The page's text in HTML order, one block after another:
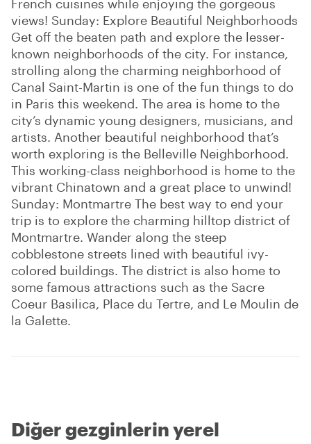
French cuisines while enjoying the gorgeous
views! Sunday: Explore Beautiful Neighborhoods
Get off the beaten path and explore the lesser-
known neighborhoods of the city. For instance,
strolling along the charming neighborhood of
Canal Saint-Martin is one of the fun things to do
in Paris this weekend. The area is home to the
city’s dynamic young designers, musicians, and
artists. Another beautiful neighborhood that’s
worth exploring is the Belleville Neighborhood.
This working-class neighborhood is home to the
vibrant Chinatown and a great place to unwind!
Sunday: Montmartre The best way to end your
trip is to explore the charming hilltop district of
Montmartre. Wander along the steep
cobblestone streets lined with beautiful ivy-
colored buildings. The district is also home to
some famous attractions such as the Sacre
Coeur Basilica, Place du Tertre, and Le Moulin de
la Galette.
Diğer gezginlerin yerel